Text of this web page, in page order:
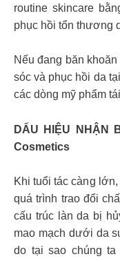
routine skincare
phục hồi tổn thương
Nếu đang băn
sóc và phục hồi da
các dòng mỹ phẩm
DẤU HIỆU NHẬN
Cosmetics
Khi tuổi tác càng
quá trình trao đổi
cấu trúc làn da bị
mao mạch dưới da
do tại sao chúng